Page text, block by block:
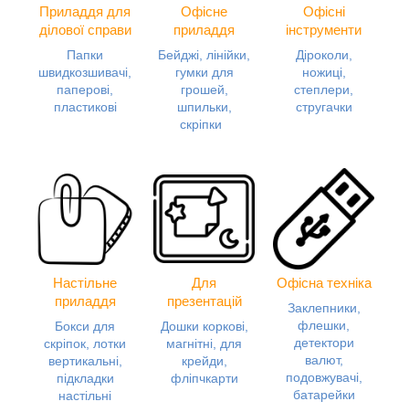
Приладдя для
ділової справи
Папки
швидкозшивачі,
паперові,
пластикові
Офісне
приладдя
Бейджі, лінійки,
гумки для
грошей,
шпильки,
скріпки
Офісні
інструменти
Діроколи,
ножиці,
степлери,
стругачки
Настільне
приладдя
Бокси для
скріпок, лотки
вертикальні,
підкладки
настільні
Для
презентацій
Дошки коркові,
магнітні, для
крейди,
фліпчкарти
Офісна техніка
Заклепники,
флешки,
детектори
валют,
подовжувачі,
батарейки